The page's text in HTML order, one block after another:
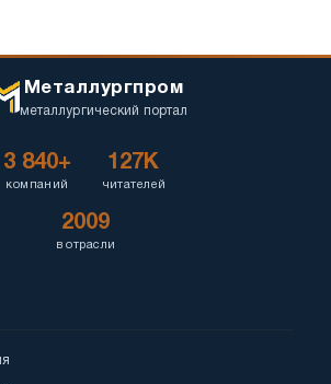
Металлургпром
металлургический портал
3 840+
компаний
127K
читателей
2009
в отрасли